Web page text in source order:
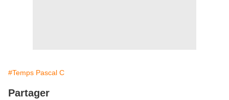
#Temps Pascal C
Partager